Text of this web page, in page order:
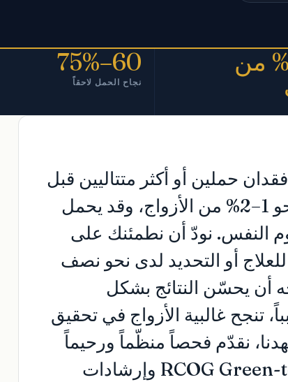
نحو 50% من
60–75%
نجاح الحمل لاحقاً
حملين أو أكثر متتاليين قبل
الأسبوع الرابع والعشرين. يصيب هذا نحو 1–2% من الأزواج، وقد يحمل
النفس. نودّ أن نطمئنك على
للعلاج أو التحديد لدى نحو نصف
أن يحسّن النتائج بشكل
تنجح غالبية الأزواج في تحقيق
نقدّم فحصاً منظّماً ورحيماً
يتماشى مع الإرشادات العالمية (RCOG Green-top 17 وإرشادات